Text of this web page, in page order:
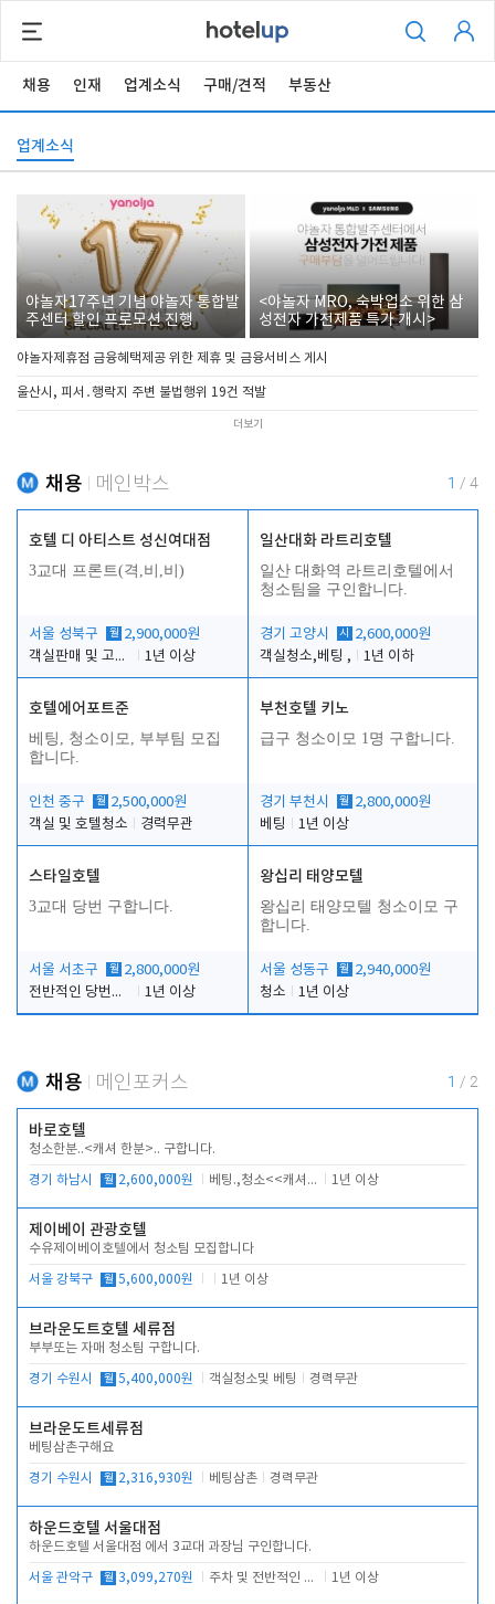
채용 인재 업계소식 구매/견적 부동산
업계소식
야놀자17주년 기념 야놀자 통합발
주센터 할인 프로모션 진행
<야놀자 MRO, 숙박업소 위한 삼
성전자 가전제품 특가 개시>
야놀자제휴점 금융혜택제공 위한 제휴 및 금융서비스 게시
울산시, 피서․행락지 주변 불법행위 19건 적발
더보기
채용 메인박스 1 / 4
호텔 디 아티스트 성신여대점
3교대 프론트(격,비,비)
서울 성북구 월 2,900,000원
객실판매 및 고객응대
1년 이상
일산대화 라트리호텔
일산 대화역 라트리호텔에서
청소팀을 구인합니다.
경기 고양시 시
2,600,000원
객실청소,베팅 ,
1년 이하
호텔에어포트준
베팅, 청소이모, 부부팀 모집
합니다.
인천 중구 월 2,500,000원
객실 및 호텔청소
경력무관
부천호텔 키노
급구 청소이모 1명 구합니다.
경기 부천시 월 2,800,000원
베팅
1년 이상
스타일호텔
3교대 당번 구합니다.
서울 서초구 월 2,800,000원
전반적인 당번업무
1년 이상
왕십리 태양모텔
왕십리 태양모텔 청소이모 구
합니다.
서울 성동구 월 2,940,000원
청소
1년 이상
채용 메인포커스 1 / 2
바로호텔
청소한분..<캐셔 한분>.. 구합니다.
경기 하남시 월 2,600,000원 베팅.,청소<<캐셔 모셔봅니다. 1년 이상
제이베이 관광호텔
수유제이베이호텔에서 청소팀 모집합니다
서울 강북구 월 5,600,000원 1년 이상
브라운도트호텔 세류점
부부또는 자매 청소팀 구합니다.
경기 수원시 월 5,400,000원 객실청소및 베팅 경력무관
브라운도트세류점
베팅삼촌구해요
경기 수원시 월 2,316,930원 베팅삼촌 경력무관
하운드호텔 서울대점
하운드호텔 서울대점 에서 3교대 과장님 구인합니다.
서울 관악구 월 3,099,270원 주차 및 전반적인 당번업무 1년 이상